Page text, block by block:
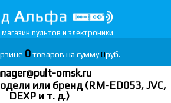
пультов и электроники
0товаров на сумму0руб.
omsk.ru
или бренд (RM-ED053, JVC,
DEXP и т. д.)